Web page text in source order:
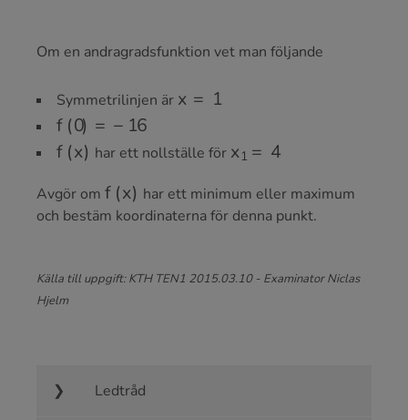
Om en andragradsfunktion vet man följande
Symmetrilinjen är
f(0)
f x)
har ett nollställe för
Avgör om
f x
har ett minimum eller maximum
och bestäm koordinaterna för denna punkt.
Källa till uppgift: KTH TEN1 2015.03.10 - Examinator Niclas
Hjelm
Ledtråd